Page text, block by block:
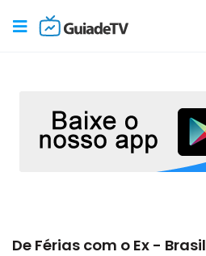
De Férias com o Ex - Brasil